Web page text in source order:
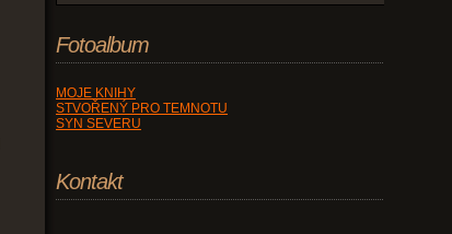
Fotoalbum
MOJE KNIHY
STVOŘENÝ PRO TEMNOTU
SYN SEVERU
Kontakt